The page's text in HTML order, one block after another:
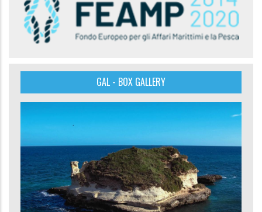
GAL - BOX GALLERY